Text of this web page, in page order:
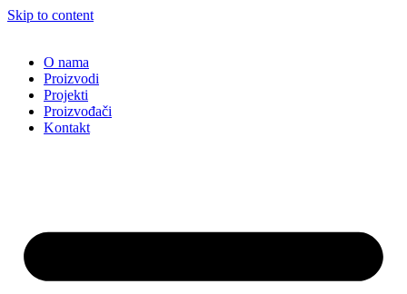
Skip to content
O nama
Proizvodi
Projekti
Proizvođači
Kontakt